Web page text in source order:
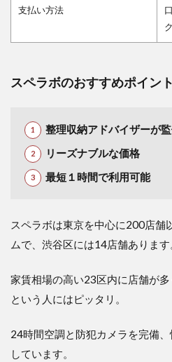
支払い方法
スペラボのおすすめポイント
整理収納アドバイザーが
リーズナブルな価格
最短１時間で利用可能
スペラボは東京を中心に200店舗
ムで、渋谷区には14店舗あります
家賃相場の高い23区内に店舗が
という人にはピッタリ。
24時間空調と防犯カメラを完備
しています。